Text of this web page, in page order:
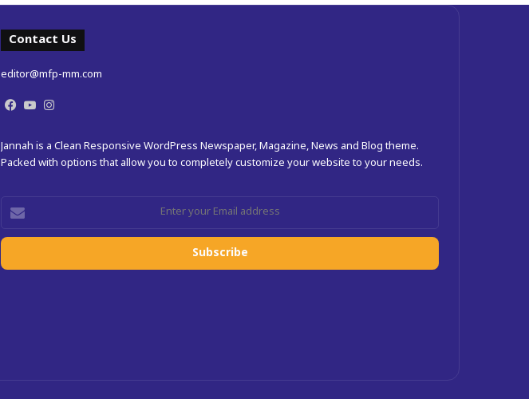
Contact Us
editor@mfp-mm.com
Facebook
YouTube
Jannah is a Clean Responsive WordPress Newspaper, Magazine, News and Blog theme.
Packed with options that allow you to completely customize your website to your needs.
Enter
your
Email